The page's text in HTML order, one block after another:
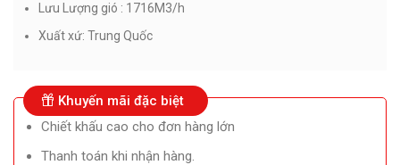
Lưu Lượng gió : 1716M3/h
Xuất xứ: Trung Quốc
Khuyến mãi đặc biệt
Chiết khấu cao cho đơn hàng lớn
Thanh toán khi nhận hàng.